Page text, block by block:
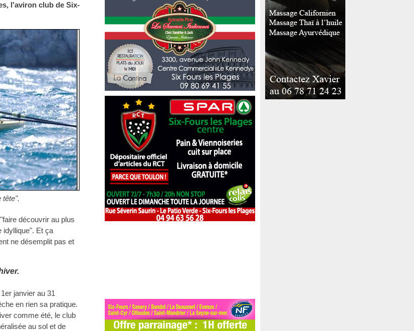
l'aviron club de Six-
tête".
découvrir au plus
idyllique". Et ça
ne désemplit pas et
janvier au 31
en rien sa pratique.
comme été, le club
au sol et de